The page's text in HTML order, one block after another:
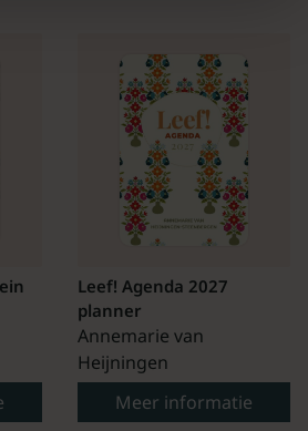
Leef! Agenda 2027
planner
Annemarie van
Heijningen
Meer informatie